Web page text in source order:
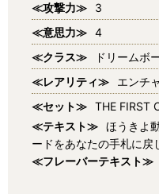
≪攻撃力≫
3
≪意思力≫ 4
≪クラス≫
ドリームボ
≪レアリティ≫
エンチ
≪セット≫ THE FIRST
≪テキスト≫ ほうきよ
ードをあなたの手札に戻
≪フレーバーテキスト≫